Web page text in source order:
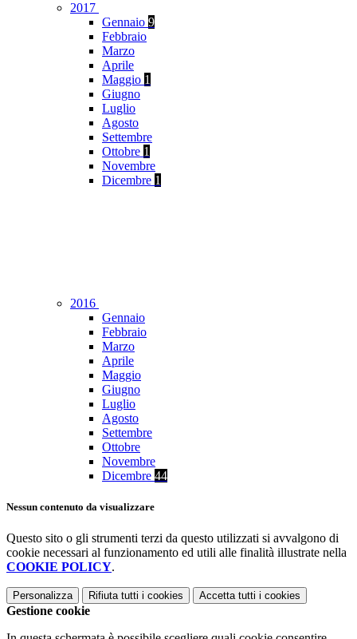
2017
Gennaio 9
Febbraio
Marzo
Aprile
Maggio 1
Giugno
Luglio
Agosto
Settembre
Ottobre 1
Novembre
Dicembre 1
2016
Gennaio
Febbraio
Marzo
Aprile
Maggio
Giugno
Luglio
Agosto
Settembre
Ottobre
Novembre
Dicembre 44
Nessun contenuto da visualizzare
Questo sito o gli strumenti terzi da questo utilizzati si avvalgono di
cookie necessari al funzionamento ed utili alle finalità illustrate nella
COOKIE POLICY.
Personalizza Rifiuta tutti i cookies Accetta tutti i cookies
Gestione cookie